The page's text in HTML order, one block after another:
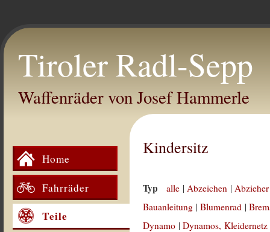
Tiroler Radl-Sepp
Waffenräder von Josef Hammerle
Home
Fahrräder
Teile
Kindersitz
Typ alle |Abzeichen |
Bauanleitung |Blumenrad |
Dynamo |Dynamos, Kleidernetz